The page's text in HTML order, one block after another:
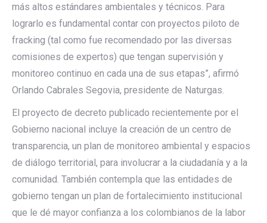
más altos estándares ambientales y técnicos. Para
lograrlo es fundamental contar con proyectos piloto de
fracking (tal como fue recomendado por las diversas
comisiones de expertos) que tengan supervisión y
monitoreo continuo en cada una de sus etapas”, afirmó
Orlando Cabrales Segovia, presidente de Naturgas.
El proyecto de decreto publicado recientemente por el
Gobierno nacional incluye la creación de un centro de
transparencia, un plan de monitoreo ambiental y espacios
de diálogo territorial, para involucrar a la ciudadanía y a la
comunidad. También contempla que las entidades de
gobierno tengan un plan de fortalecimiento institucional
que le dé mayor confianza a los colombianos de la labor